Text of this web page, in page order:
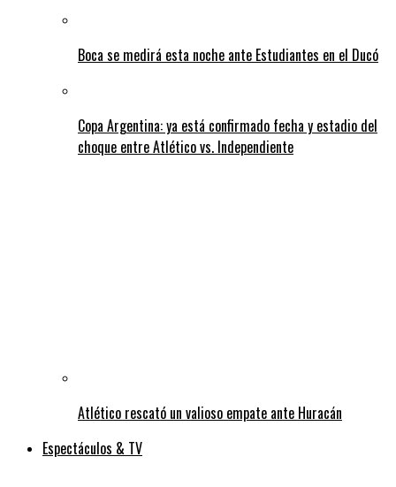
Boca se medirá esta noche ante Estudiantes en el Ducó
Copa Argentina: ya está confirmado fecha y estadio del
choque entre Atlético vs. Independiente
Atlético rescató un valioso empate ante Huracán
Espectáculos & TV